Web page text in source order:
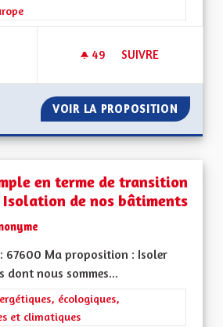
49 49 ABONNÉS
SUIVRE
VOIR LA PROPOSITION
en terme de transition
de nos bâtiments
67600 Ma proposition : Isoler
dont nous sommes...
de la catégorie : Les transitions
écologiques,
et climatiques